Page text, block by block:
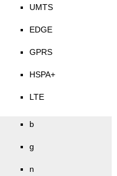
UMTS
EDGE
GPRS
HSPA+
LTE
b
g
n